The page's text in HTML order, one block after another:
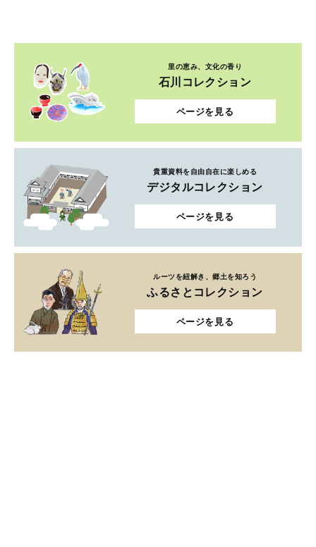
里の恵み、文化の香り
石川コレクション
ページを見る
貴重資料を自由自在に楽しめる
デジタルコレクション
ページを見る
ルーツを紐解き、郷土を知ろう
ふるさとコレクション
ページを見る